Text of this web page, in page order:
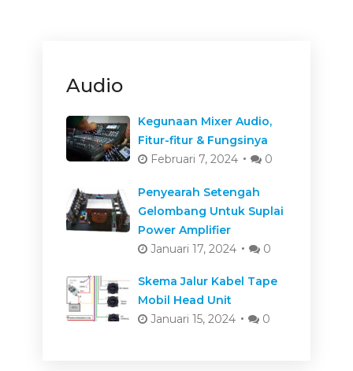
Audio
Kegunaan Mixer Audio,
Fitur-fitur & Fungsinya
Februari 7, 2024
0
Penyearah Setengah
Gelombang Untuk Suplai
Power Amplifier
Januari 17, 2024
0
Skema Jalur Kabel Tape
Mobil Head Unit
Januari 15, 2024
0